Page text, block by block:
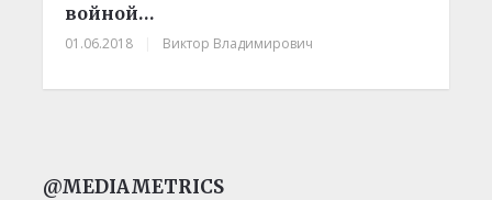
войной…
01.06.2018 Виктор Владимирович
@MEDIAMETRICS